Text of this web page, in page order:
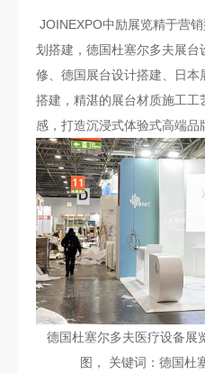
JOINEXPO中励展览精于营
划搭建，德国杜塞尔多夫展台
修、德国展台设计搭建、日
搭建，精湛的展台材质施工工
感，打造沉浸式体验式高端品
德国杜塞尔多夫医疗设备展
图， 关键词：德国杜